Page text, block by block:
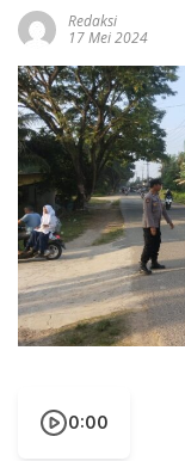
Redaksi
17 Mei 2024
0:00